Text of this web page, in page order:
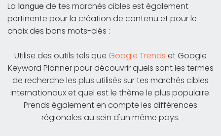
La languede tes marchés cibles est également
pertinente pour la création de contenu et pour le
choix des bons mots-clés :
Utilise des outils tels que Google Trends et Google
Keyword Planner pour découvrir quels sont les termes
de recherche les plus utilisés sur tes marchés cibles
internationaux et quel est le thème le plus populaire.
Prends également en compte les différences
régionales au sein d'un même pays.